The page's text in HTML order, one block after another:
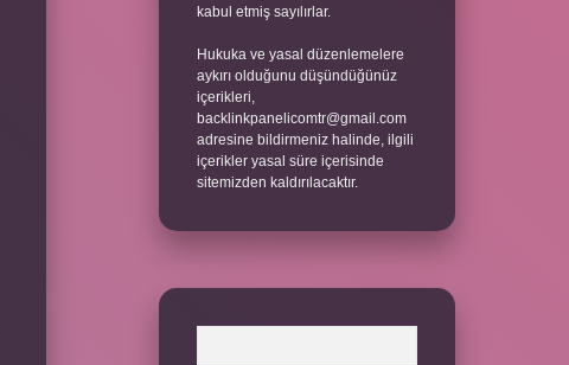
kabul etmiş sayılırlar.
Hukuka ve yasal düzenlemelere
aykırı olduğunu düşündüğünüz
içerikleri,
backlinkpanelicomtr@gmail.com
adresine bildirmeniz halinde, ilgili
içerikler yasal süre içerisinde
sitemizden kaldırılacaktır.